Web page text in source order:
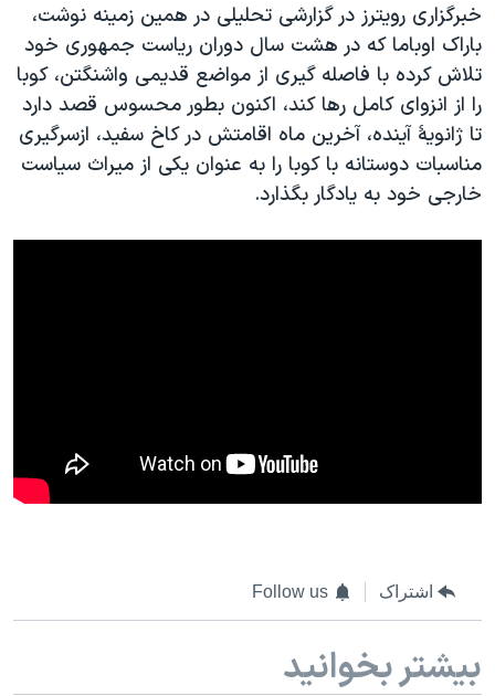
خبرگزاری رويترز در گزارشی تحلیلی در همین زمینه نوشت،
باراک اوباما که در هشت سال دوران رياست جمهوری خود
تلاش کرده با فاصله گيری از مواضع قديمی واشنگتن، کوبا
را از انزوای کامل رها کند، اکنون بطور محسوس قصد دارد
تا ژانويۀ آينده، آخرين ماه اقامتش در کاخ سفيد، ازسرگيری
مناسبات دوستانه با کوبا را به عنوان يکی از ميراث سياست
خارجی خود به يادگار بگذارد.
اشتراک Follow us
بیشتر بخوانید